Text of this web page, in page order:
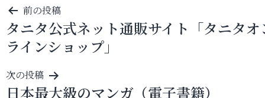
投
稿
ナ
ビ
ゲ
前の投稿
タニタ公式ネット通販サイト「タニタオ
ラインショップ」
次の投稿
日本最大級のマンガ（電子書籍）